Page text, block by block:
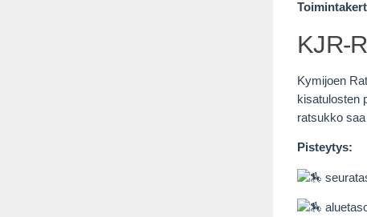
KJR-
Kymijoen
kisatulosten
ratsukko
Pisteytys: